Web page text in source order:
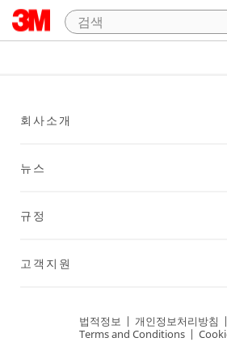
회사소개
뉴스
규정
고객지원
법적정보 | 개인정보처리방침 |
Terms and Conditions |